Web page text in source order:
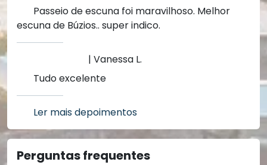
Passeio de escuna foi maravilhoso. Melhor
escuna de Búzios.. super indico.
| Vanessa L.
Tudo excelente
Ler mais depoimentos
Perguntas frequentes